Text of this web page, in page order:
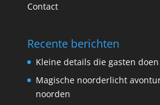
Contact
Recente berichten
Kleine details die gasten
Magische noorderlicht
noorden